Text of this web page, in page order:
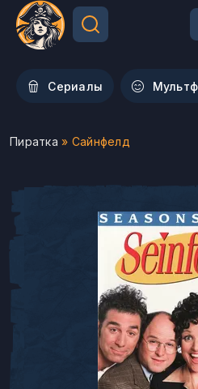
Сериалы
Пиратка » Сайнфелд